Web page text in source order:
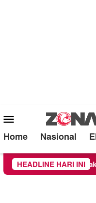
Mobile
Menu
Home Nasional
HEADLINE HARI INI
Sebagai Saksi